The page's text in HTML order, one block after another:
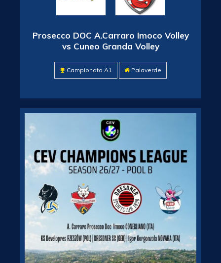
Prosecco DOC A.Carraro Imoco Volley
vs Cuneo Granda Volley
Campionato A1 Palaverde